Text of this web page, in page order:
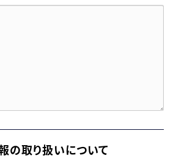
の取り扱いについて